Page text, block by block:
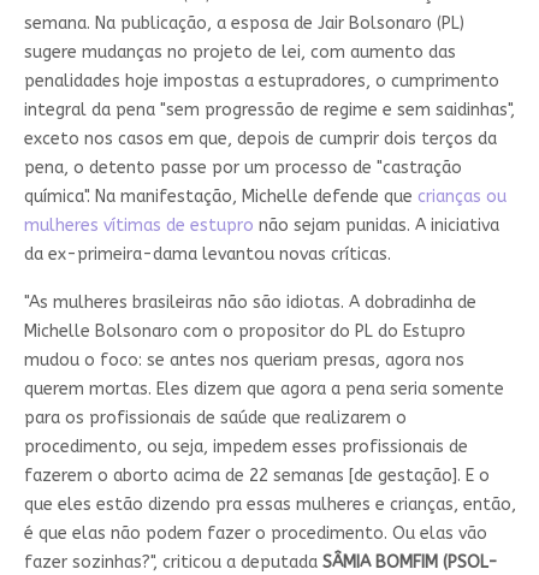
semana. Na publicação, a esposa de Jair Bolsonaro (PL)
sugere mudanças no projeto de lei, com aumento das
penalidades hoje impostas a estupradores, o cumprimento
integral da pena "sem progressão de regime e sem saidinhas",
exceto nos casos em que, depois de cumprir dois terços da
pena, o detento passe por um processo de "castração
química". Na manifestação, Michelle defende que crianças ou
mulheres vítimas de estupro não sejam punidas. A iniciativa
da ex-primeira-dama levantou novas críticas.
"As mulheres brasileiras não são idiotas. A dobradinha de
Michelle Bolsonaro com o propositor do PL do Estupro
mudou o foco: se antes nos queriam presas, agora nos
querem mortas. Eles dizem que agora a pena seria somente
para os profissionais de saúde que realizarem o
procedimento, ou seja, impedem esses profissionais de
fazerem o aborto acima de 22 semanas [de gestação]. E o
que eles estão dizendo pra essas mulheres e crianças, então,
é que elas não podem fazer o procedimento. Ou elas vão
fazer sozinhas?", criticou a deputadaSÂMIA BOMFIM (PSOL-